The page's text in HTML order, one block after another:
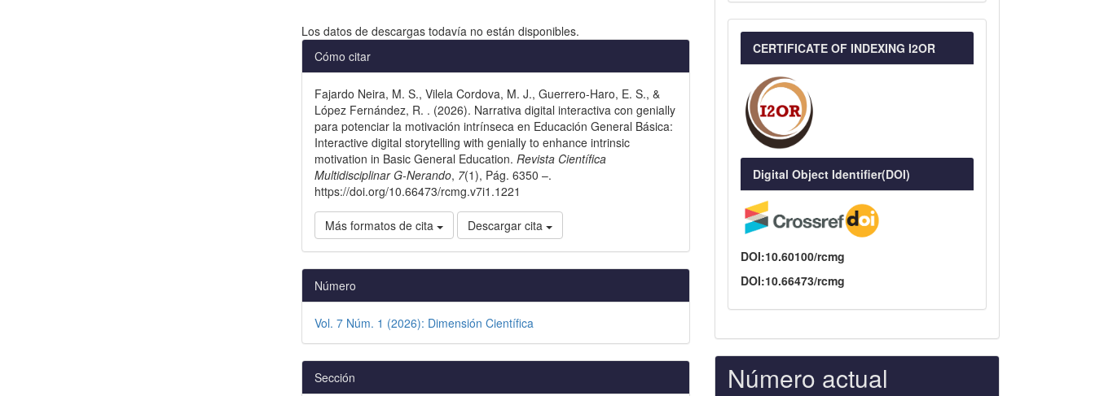
Los datos de descargas todavía no están disponibles.
Detalles
del
artículo
Cómo citar
Fajardo Neira, M. S., Vilela Cordova, M. J., Guerrero-Haro, E. S., &
López Fernández, R. . (2026). Narrativa digital interactiva con genially
para potenciar la motivación intrínseca en Educación General Básica:
Interactive digital storytelling with genially to enhance intrinsic
motivation in Basic General Education.Revista Científica
Multidisciplinar G-Nerando, 7(1), Pág. 6350 –.
https://doi.org/10.66473/rcmg.v7i1.1221
Más formatos de cita Descargar cita
Número
Vol. 7 Núm. 1 (2026): Dimensión Científica
Sección
CERTIFICATE OF INDEXING I2OR
Digital Object Identifier(DOI)
DOI:10.60100/rcmg
DOI:10.66473/rcmg
Número actual